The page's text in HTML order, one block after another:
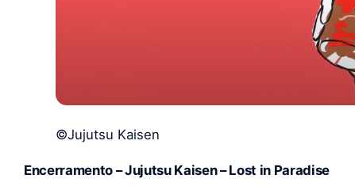
©Jujutsu Kaisen
Encerramento – Jujutsu Kaisen – Lost in Paradise